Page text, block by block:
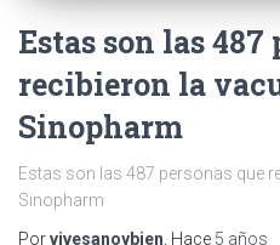
Estas son las 487
recibieron la
Sinopharm
Estas son las 487 personas que
Sinopharm
Porvivesanoybien, Hace 5 años